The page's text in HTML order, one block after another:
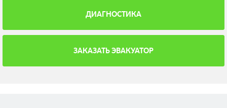
ДИАГНОСТИКА
ЗАКАЗАТЬ ЭВАКУАТОР